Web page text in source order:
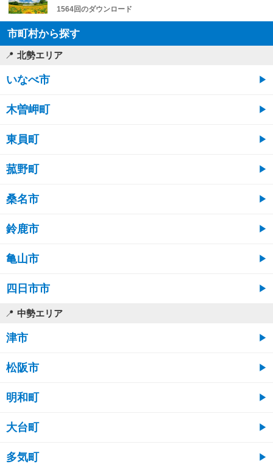
1564回のダウンロード
市町村から探す
北勢エリア
いなべ市
木曽岬町
東員町
菰野町
桑名市
鈴鹿市
亀山市
四日市市
中勢エリア
津市
松阪市
明和町
大台町
多気町